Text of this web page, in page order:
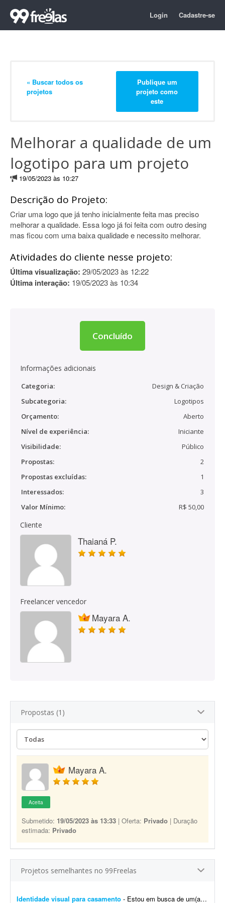
Login Cadastre-se
« Buscar todos os
projetos
Publique um
projeto como
este
Melhorar a qualidade de um
logotipo para um projeto
19/05/2023 às 10:27
Descrição do Projeto:
Criar uma logo que já tenho inicialmente feita mas preciso
melhorar a qualidade. Essa logo já foi feita com outro desing
mas ficou com uma baixa qualidade e necessito melhorar.
Atividades do cliente nesse projeto:
Última visualização: 29/05/2023 às 12:22
Última interação: 19/05/2023 às 10:34
Concluído
Informações adicionais
Categoria:
Design & Criação
Subcategoria:
Logotipos
Orçamento:
Aberto
Nível de experiência:
Iniciante
Visibilidade:
Público
Propostas:
2
Propostas excluídas:
1
Interessados:
3
Valor Mínimo:
R$ 50,00
Cliente
Thaianá P.
Freelancer vencedor
Mayara A.
Propostas (1)
Mayara A.
Aceita
Submetido: 19/05/2023 às 13:33 | Oferta: Privado | Duração
estimada: Privado
Projetos semelhantes no 99Freelas
Identidade visual para casamento - Estou em busca de um(a) designer para desenvolver a identidade visual para o meu casamento. O estilo será inspirado no universo medieval/encantado; temos como referência O Senhor dos A...